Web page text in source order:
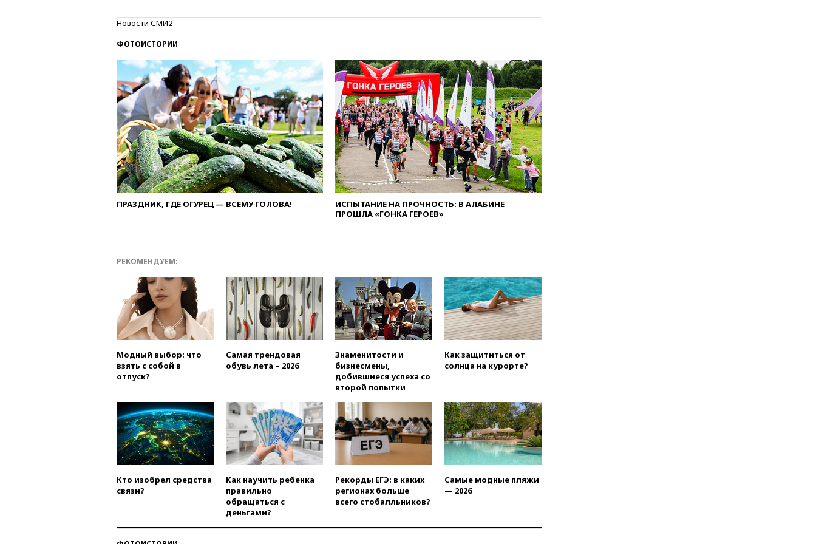
16:35На восстановление
Херсонской области направят
16:16The Guardian: ученые
США создали
гипоаллергенных собак
15:45 Спутник «Электро-Л» №
5 введен в эксплуатацию
15:35Два человека погибли
при атаках дронов ВСУ в
Брянской области
15:15В половине штатов США
зафиксирована вспышка
сальмонеллеза
14:57Жара в Европе может
размере €800 млрд
14:40
В Германии задержан
украинец за шпионаж на
оборонном предприятии
14:21
АТОР сообщила о
в России
14:19
14:14
«Ведомости»: Озон банк
не пострадает от британских
санкций
13:58
Медведев назвал
Японию вассалом США
новый тоннель зеленой ветки
Судного дня» прозвучали три
Новости СМИ2
ФОТОИСТОРИИ
ПРАЗДНИК, ГДЕ ОГУРЕЦ — ВСЕМУ ГОЛОВА!
ИСПЫТАНИЕ НА ПРОЧНОСТЬ: В АЛАБИНЕ
ПРОШЛА «ГОНКА ГЕРОЕВ»
РЕКОМЕНДУЕМ:
Модный выбор: что
взять с собой в
отпуск?
Самая трендовая
обувь лета – 2026
Знаменитости и
бизнесмены,
добившиеся успеха со
второй попытки
Как защититься от
солнца на курорте?
Кто изобрел средства
связи?
Как научить ребенка
правильно
обращаться с
деньгами?
Рекорды ЕГЭ: в каких
регионах больше
всего стобалльников?
Самые модные пляжи
— 2026